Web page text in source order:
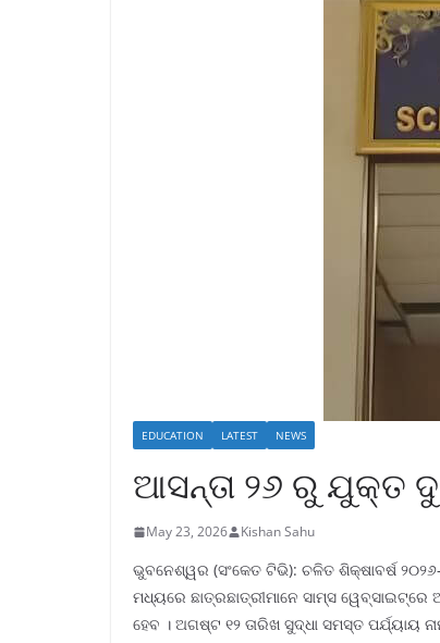
EDUCATION LATEST NEWS
ଆସନ୍ତା ୨୬ ରୁ ଯୁକ୍ତ
May 23, 2026 Kishan Sahu
ଭୁବନେଶ୍ୱର (ସଂକେତ ଟିଭି): ଚଳିତ ଶିକ୍ଷାବର୍ଷ
ମଧ୍ୟରେ ଛାତ୍ରଛାତ୍ରୀମାନେ ସାମ୍‌ସ
ହେବ । ଅଗଷ୍ଟ ୧୨ ତାରିଖ ସୁଦ୍ଧା ସମସ୍ତ ପର୍ଯ୍ୟାୟ